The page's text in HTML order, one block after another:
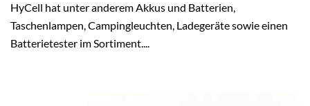
HyCell hat unter anderem Akkus und Batterien,
Taschenlampen, Campingleuchten, Ladegeräte sowie einen
Batterietester im Sortiment....